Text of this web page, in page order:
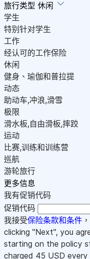
旅行类型 休闲
学生
特别针对学生
工作
经认可的工作保险
休闲
健身、瑜伽和普拉提
动态
助动车,冲浪,滑雪
极限
滑水板,自由滑板,摔跤
运动
比赛,训练和训练营
巡航
游轮旅行
更多信息
我有促销代码
促销代码
我接受保险条款和条件 ，
clicking "Next", you
starting on the policy
charged 45 USD